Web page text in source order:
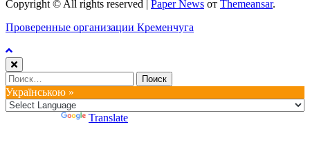
Copyright © All rights reserved | Paper News от Themeansar.
Проверенные организации Кременчуга
Найти:
Українською »
Translate